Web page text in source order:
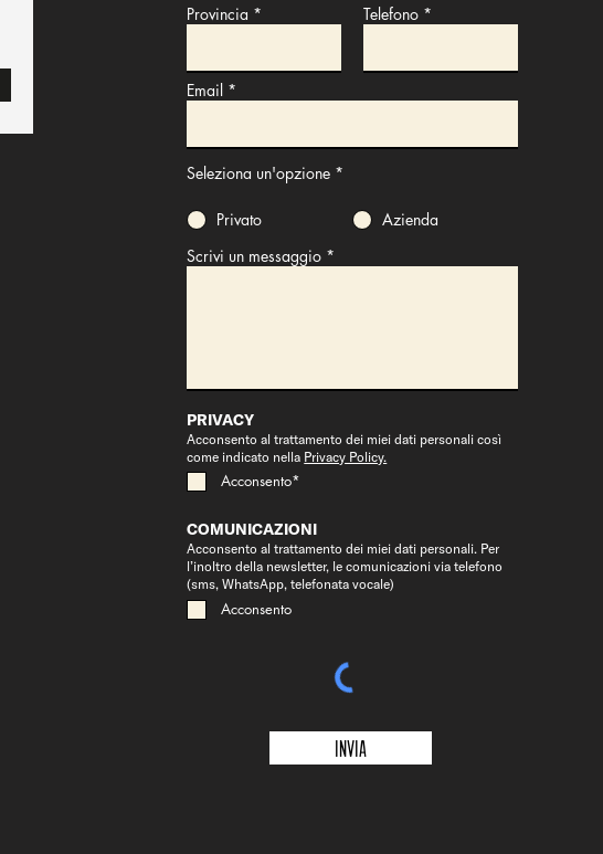
Provincia Telefono
Email
Seleziona un'opzione *
Privato
Azienda
Scrivi un messaggio
PRIVACY
Acconsento al trattamento dei miei dati personali così
come indicato nella Privacy Policy.
Acconsento*
COMUNICAZIONI
Acconsento al trattamento dei miei dati personali. Per
l’inoltro della newsletter, le comunicazioni via telefono
(sms, WhatsApp, telefonata vocale)
Acconsento
Invia